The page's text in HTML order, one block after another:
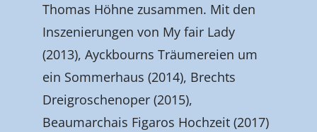
Thomas Höhne zusammen. Mit den
Inszenierungen von My fair Lady
(2013), Ayckbourns Träumereien um
ein Sommerhaus (2014), Brechts
Dreigroschenoper (2015),
Beaumarchais Figaros Hochzeit (2017)